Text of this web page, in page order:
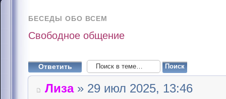
БЕСЕДЫ ОБО ВСЕМ
Свободное общение
Ответить
Лиза» 29 июл 2025, 13:46